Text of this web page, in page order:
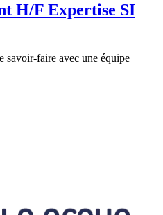
H/F Expertise SI
savoir-faire avec une équipe